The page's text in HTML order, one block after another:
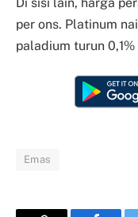
per ons. Platinum
paladium turun
Emas